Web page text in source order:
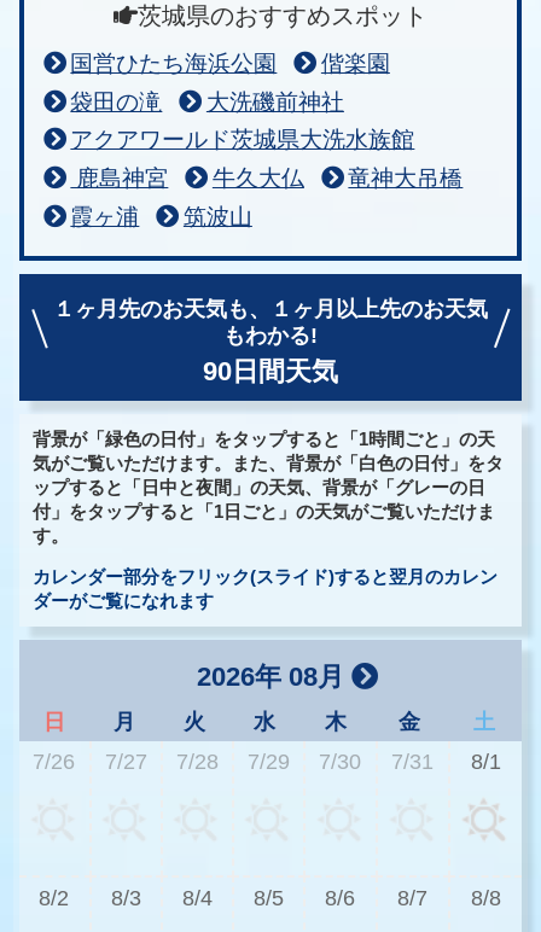
茨城県のおすすめスポット
国営ひたち海浜公園
偕楽園
袋田の滝
大洗磯前神社
アクアワールド茨城県大洗水族館
鹿島神宮
牛久大仏
竜神大吊橋
霞ヶ浦
筑波山
１ヶ月先のお天気も、
１ヶ月以上先のお天気
もわかる!
90日間天気
背景が「緑色の日付」をタップすると「1時間ごと」の天
気がご覧いただけます。また、背景が「白色の日付」をタ
ップすると「日中と夜間」の天気、背景が「グレーの日
付」をタップすると「1日ごと」の天気がご覧いただけま
す。
カレンダー部分をフリック(スライド)すると翌月のカレン
ダーがご覧になれます
2026年 08月
日 月 火 水 木 金
土
7/26
7/27 7/28 7/29 7/30 7/31 8/1
8/2 8/3 8/4 8/5 8/6 8/7 8/8